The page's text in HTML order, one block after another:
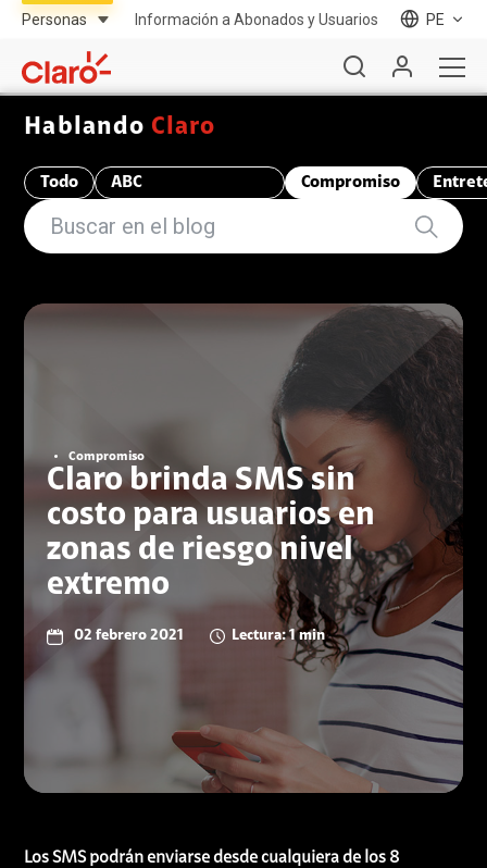
Información a Abonados y Usuarios PE
Hablando Claro
Todo
ABC
Compromiso
Compromiso
Claro brinda SMS sin
costo para usuarios en
zonas de riesgo nivel
extremo
02 febrero 2021 Lectura: 1 min
Los SMS podrán enviarse desde cualquiera de los 8